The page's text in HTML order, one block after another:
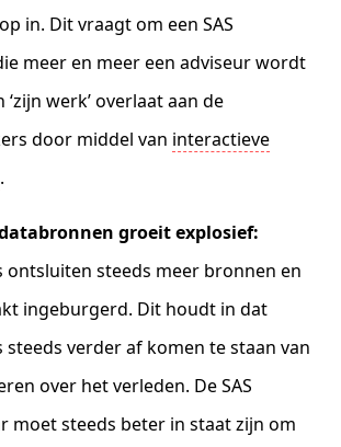
in. Dit vraagt om een SAS
meer en meer een adviseur wordt
‘zijn werk’ overlaat aan de
door middel van interactieve
.
groeit explosief:
ontsluiten steeds meer bronnen en
ingeburgerd. Dit houdt in dat
steeds verder af komen te staan van
over het verleden. De SAS
moet steeds beter in staat zijn om